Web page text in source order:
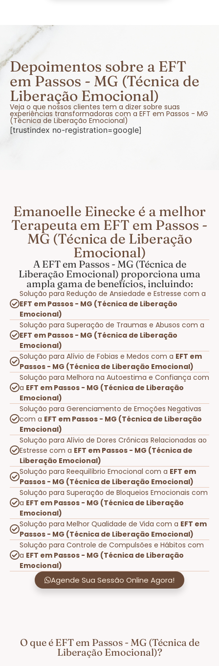
Depoimentos sobre a EFT
em Passos - MG (Técnica de
Liberação Emocional)
Veja o que nossos clientes tem a dizer sobre suas
experiências transformadoras com a EFT em Passos - MG
(Técnica de Liberação Emocional)
[trustindex no-registration=google]
Emanoelle Einecke é a melhor
Terapeuta em EFT em Passos -
MG (Técnica de Liberação
Emocional)
A EFT em Passos - MG (Técnica de
Liberação Emocional) proporciona uma
ampla gama de benefícios, incluindo:
Solução para Redução de Ansiedade e Estresse com a
EFT em Passos - MG (Técnica de Liberação
Emocional)
Solução para Superação de Traumas e Abusos com a
EFT em Passos - MG (Técnica de Liberação
Emocional)
Solução para Alívio de Fobias e Medos com a EFT em
Passos - MG (Técnica de Liberação Emocional)
Solução para Melhora na Autoestima e Confiança com
a EFT em Passos - MG (Técnica de Liberação
Emocional)
Solução para Gerenciamento de Emoções Negativas
com a EFT em Passos - MG (Técnica de Liberação
Emocional)
Solução para Alívio de Dores Crônicas Relacionadas ao
Estresse com a EFT em Passos - MG (Técnica de
Liberação Emocional)
Solução para Reequilíbrio Emocional com a EFT em
Passos - MG (Técnica de Liberação Emocional)
Solução para Superação de Bloqueios Emocionais com
a EFT em Passos - MG (Técnica de Liberação
Emocional)
Solução para Melhor Qualidade de Vida com a EFT em
Passos - MG (Técnica de Liberação Emocional)
Solução para Controle de Compulsões e Hábitos com
a EFT em Passos - MG (Técnica de Liberação
Emocional)
Agende Sua Sessão Online Agora!
O que é EFT em Passos - MG (Técnica de
Liberação Emocional)?